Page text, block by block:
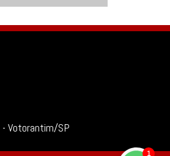
1
- Votorantim/SP